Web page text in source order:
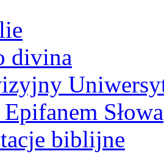
divina
Słowa
biblijne